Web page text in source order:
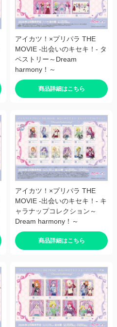
アイカツ！×プリパラ THE
MOVIE -出会いのキセキ！- タ
ペストリー～Dream
harmony！～
商品詳細はこちら
アイカツ！×プリパラ THE
MOVIE -出会いのキセキ！- キ
ャラナップコレクション～
Dream harmony！～
商品詳細はこちら